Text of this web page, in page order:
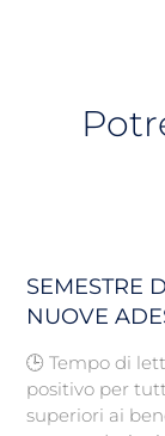
SEMESTRE
NUOVE
🕒 Tempo di
positivo per
superiori ai